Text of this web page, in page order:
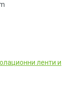
ленти и